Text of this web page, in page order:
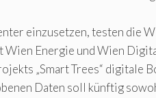
einzusetzen, testen die
Wien Energie und Wien
„Smart Trees“ digitale
Daten soll künftig